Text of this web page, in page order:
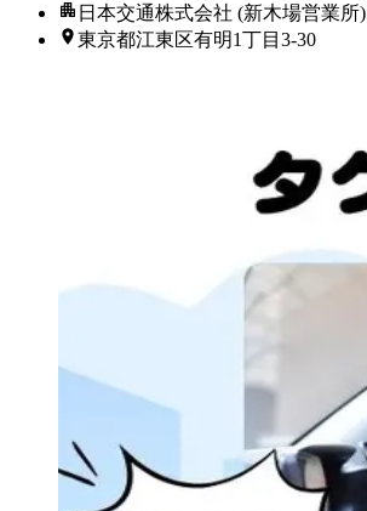
日本交通株式会社 (新木場営業所)
東京都江東区有明1丁目3-30